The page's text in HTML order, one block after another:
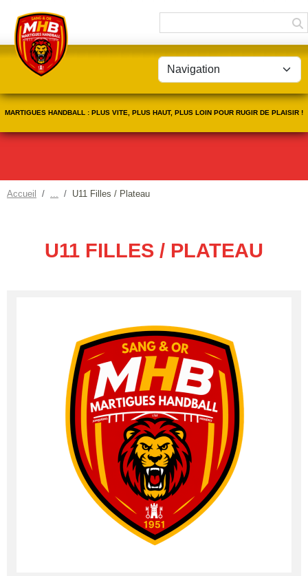
MARTIGUES HANDBALL : PLUS VITE, PLUS HAUT, PLUS LOIN POUR RUGIR DE PLAISIR !
Accueil U11 Filles / Plateau
U11 FILLES / PLATEAU